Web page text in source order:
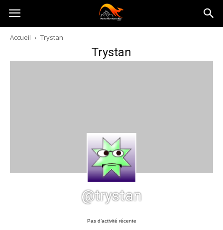
Australia-
australie.com
Accueil Trystan
Trystan
@trystan
Pas d’activité récente